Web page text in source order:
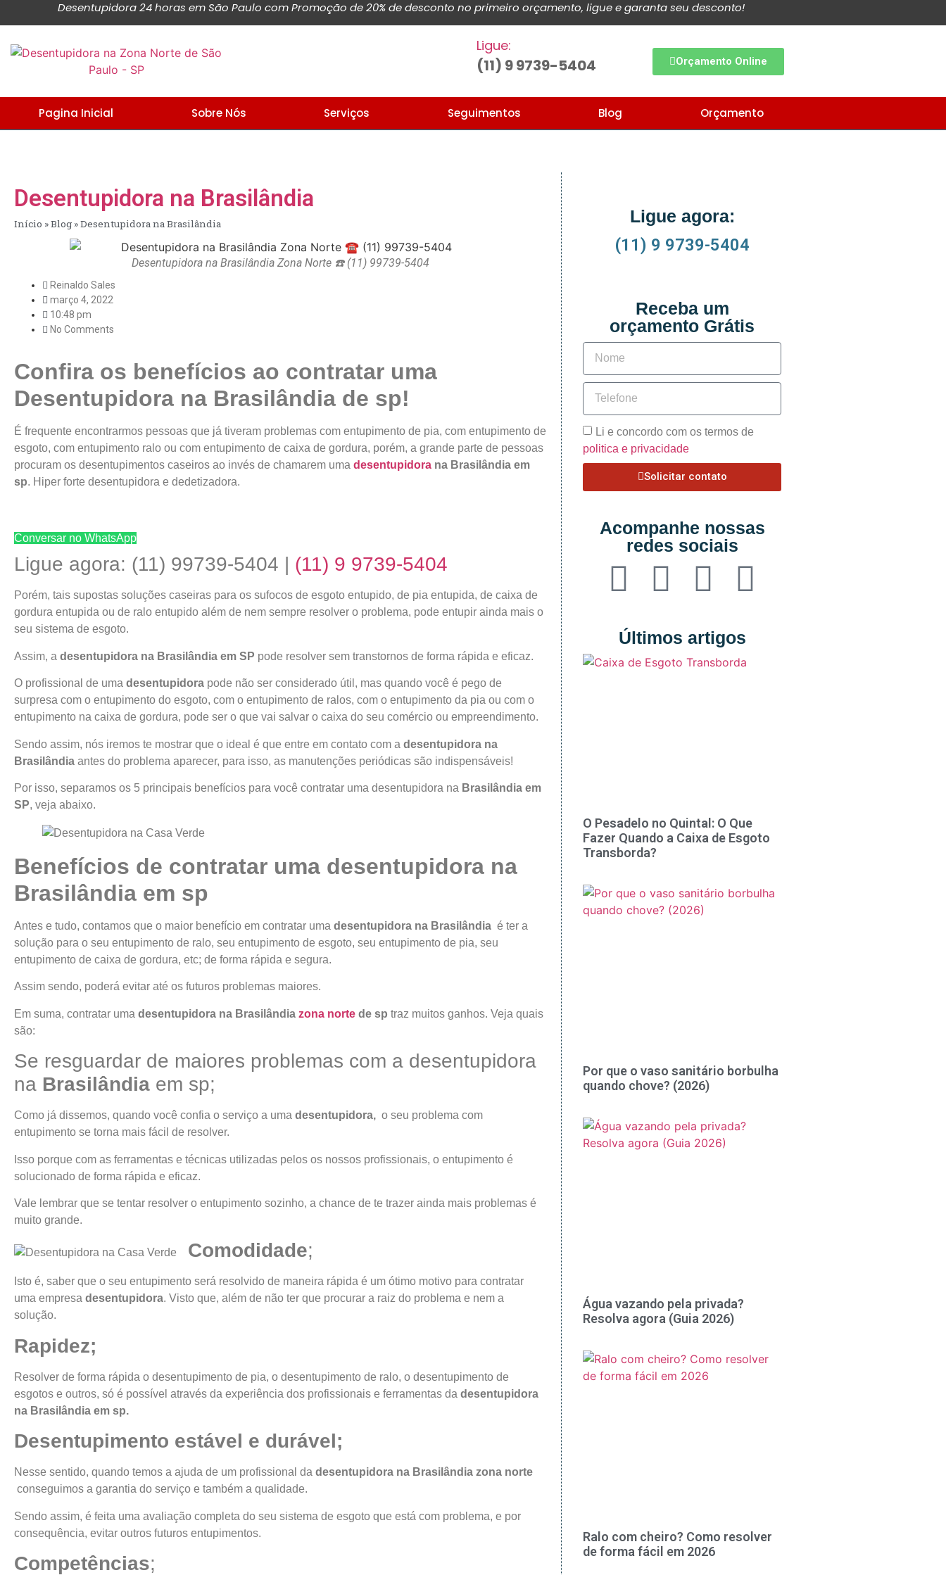
Desentupidora 24 horas em São Paulo com Promoção de 20% de desconto no primeiro orçamento, ligue e garanta seu desconto!
Ligue:
(11) 9 9739-5404 Orçamento Online
Pagina Inicial Sobre Nós Serviços Seguimentos Blog Orçamento
Desentupidora na Brasilândia
Início »Blog »Desentupidora na Brasilândia
Desentupidora na Brasilândia Zona Norte ☎️ (11) 99739-5404
Reinaldo Sales
março 4, 2022
10:48 pm
No Comments
Confira os benefícios ao contratar uma
Desentupidora na Brasilândia de sp!
É frequente encontrarmos pessoas que já tiveram problemas com entupimento de pia, com entupimento de
esgoto, com entupimento ralo ou com entupimento de caixa de gordura, porém, a grande parte de pessoas
procuram os desentupimentos caseiros ao invés de chamarem uma desentupidora na Brasilândia em
sp. Hiper forte desentupidora e dedetizadora.
Conversar no WhatsApp
Ligue agora: (11) 99739-5404 | (11) 9 9739-5404
Porém, tais supostas soluções caseiras para os sufocos de esgoto entupido, de pia entupida, de caixa de
gordura entupida ou de ralo entupido além de nem sempre resolver o problema, pode entupir ainda mais o
seu sistema de esgoto.
Assim, a desentupidora na Brasilândia em SP pode resolver sem transtornos de forma rápida e eficaz.
O profissional de uma desentupidora pode não ser considerado útil, mas quando você é pego de
surpresa com o entupimento do esgoto, com o entupimento de ralos, com o entupimento da pia ou com o
entupimento na caixa de gordura, pode ser o que vai salvar o caixa do seu comércio ou empreendimento.
Sendo assim, nós iremos te mostrar que o ideal é que entre em contato com a desentupidora na
Brasilândia antes do problema aparecer, para isso, as manutenções periódicas são indispensáveis!
Por isso, separamos os 5 principais benefícios para você contratar uma desentupidora na Brasilândia em
SP, veja abaixo.
Benefícios de contratar uma desentupidora na
Brasilândia em sp
Antes e tudo, contamos que o maior benefício em contratar uma desentupidora na Brasilândia é ter a
solução para o seu entupimento de ralo, seu entupimento de esgoto, seu entupimento de pia, seu
entupimento de caixa de gordura, etc; de forma rápida e segura.
Assim sendo, poderá evitar até os futuros problemas maiores.
Em suma, contratar uma desentupidora na Brasilândia zona norte de sp traz muitos ganhos. Veja quais
são:
Se resguardar de maiores problemas com a desentupidora
na Brasilândia em sp;
Como já dissemos, quando você confia o serviço a uma desentupidora, o seu problema com
entupimento se torna mais fácil de resolver.
Isso porque com as ferramentas e técnicas utilizadas pelos os nossos profissionais, o entupimento é
solucionado de forma rápida e eficaz.
Vale lembrar que se tentar resolver o entupimento sozinho, a chance de te trazer ainda mais problemas é
muito grande.
Comodidade;
Isto é, saber que o seu entupimento será resolvido de maneira rápida é um ótimo motivo para contratar
uma empresa desentupidora. Visto que, além de não ter que procurar a raiz do problema e nem a
solução.
Rapidez;
Resolver de forma rápida o desentupimento de pia, o desentupimento de ralo, o desentupimento de
esgotos e outros, só é possível através da experiência dos profissionais e ferramentas da desentupidora
na Brasilândia em sp.
Desentupimento estável e durável;
Nesse sentido, quando temos a ajuda de um profissional da desentupidora na Brasilândia zona norte
conseguimos a garantia do serviço e também a qualidade.
Sendo assim, é feita uma avaliação completa do seu sistema de esgoto que está com problema, e por
consequência, evitar outros futuros entupimentos.
Competências;
Ligue agora:
(11) 9 9739-5404
Receba um
orçamento Grátis
Li e concordo com os termos de
politica e privacidade
Solicitar contato
Acompanhe nossas
redes sociais
Últimos artigos
O Pesadelo no Quintal: O Que
Fazer Quando a Caixa de Esgoto
Transborda?
Por que o vaso sanitário borbulha
quando chove? (2026)
Água vazando pela privada?
Resolva agora (Guia 2026)
Ralo com cheiro? Como resolver
de forma fácil em 2026